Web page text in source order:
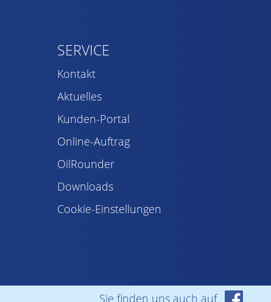
SERVICE
Kontakt
Aktuelles
Kunden-Portal
Online-Auftrag
OilRounder
Downloads
Cookie-Einstellungen
Sie finden uns auch auf